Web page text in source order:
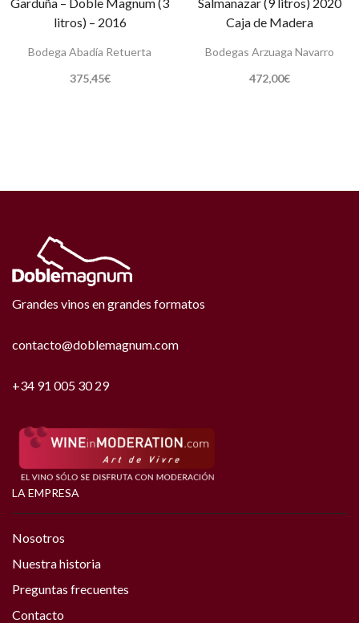
litros) – 2016
Bodega Abadía Retuerta
375,45€
Caja de Madera
Bodegas Arzuaga Navarro
472,00€
Grandes vinos en grandes formatos
contacto@doblemagnum.com
+34 91 005 30 29
LA EMPRESA
Nosotros
Nuestra historia
Preguntas frecuentes
Contacto